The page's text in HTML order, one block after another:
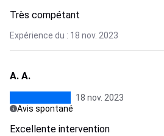
Très compétant
Expérience du : 18 nov. 2023
A. A.
18 nov. 2023
Avis spontané
Excellente intervention